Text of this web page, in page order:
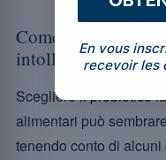
Come scegliere i
intolleranze
Scegliere il probiotico
alimentari può
tenendo conto di
En vous
recevoir les